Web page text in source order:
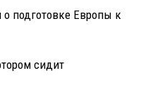
подготовке Европы к
сидит